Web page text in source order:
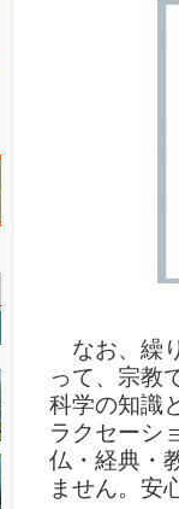
なお、繰
って、宗教
科学の知識
ラクセーシ
仏・経典・
ません。安